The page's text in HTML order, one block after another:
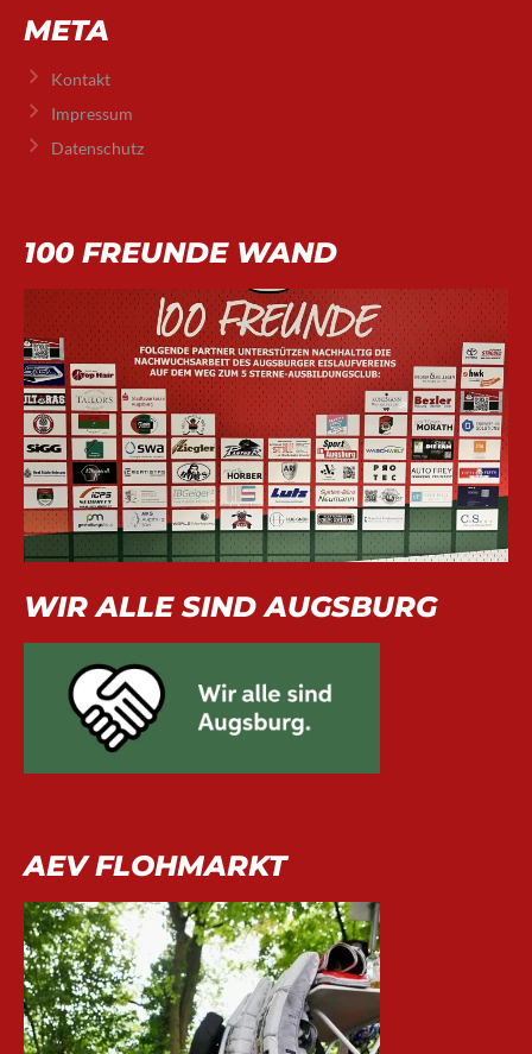
META
Kontakt
Impressum
Datenschutz
100 FREUNDE WAND
WIR ALLE SIND AUGSBURG
AEV FLOHMARKT